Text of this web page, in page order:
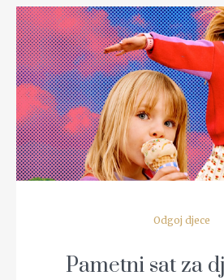
READ MORE
Odgoj djece
Pametni sat za